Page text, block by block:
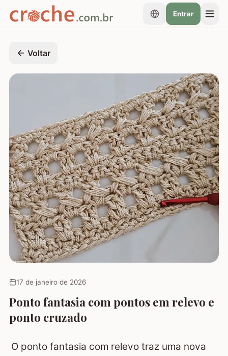
Entrar
Voltar
17 de janeiro de 2026
Ponto fantasia com pontos em relevo e
ponto cruzado
O ponto fantasia com relevo traz uma nova